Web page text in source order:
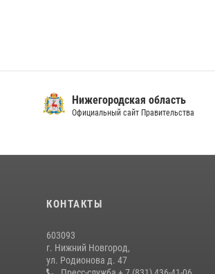
Нижегородская область
Официальный сайт Правительства
КОНТАКТЫ
603093
г. Нижний Новгород,
ул. Родионова д. 47